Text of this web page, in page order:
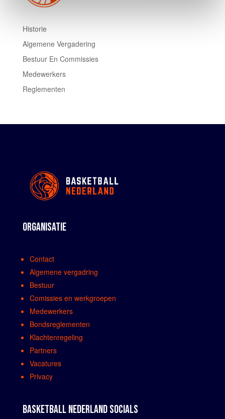
Historie
Algemene Vergadering
Bestuur En Commissies
Medewerkers
Reglementen
ORGANISATIE
Contact
Algemene vergadring
Bestuur
Comissies en werkgroepen
Medewerkers
Bondsreglementen
Klachtenregeling
Partners
Vacatures
Privacy
BASKETBALL NEDERLAND SOCIALS